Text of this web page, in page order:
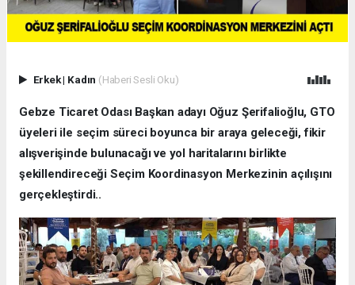
Erkek| Kadın (Haberi Sesli Oku)
Gebze Ticaret Odası Başkan adayı Oğuz Şerifalioğlu, GTO
üyeleri ile seçim süreci boyunca bir araya geleceği, fikir
alışverişinde bulunacağı ve yol haritalarını birlikte
şekillendireceği Seçim Koordinasyon Merkezinin açılışını
gerçekleştirdi..